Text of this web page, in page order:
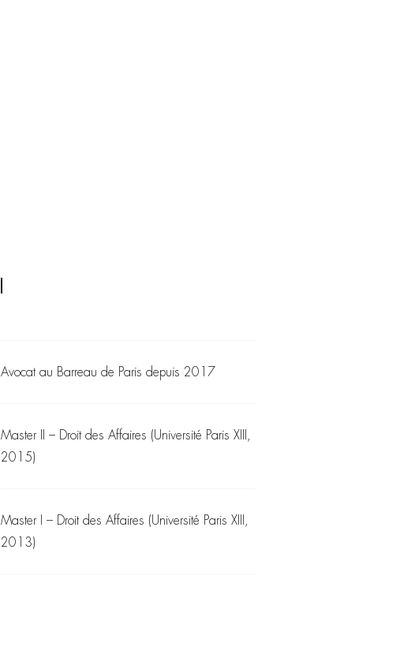
Avocat au Barreau de Paris depuis 2017
Master II – Droit des Affaires (Université Paris XIII,
2015)
Master I – Droit des Affaires (Université Paris XIII,
2013)